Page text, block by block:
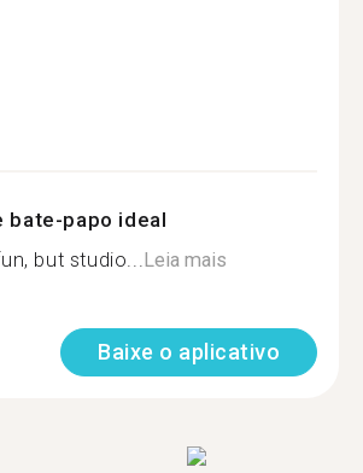
bate-papo ideal
but studio...Leia mais
Baixe o aplicativo